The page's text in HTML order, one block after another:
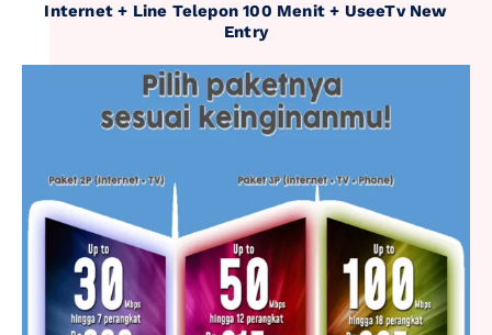
Internet + Line Telepon 100 Menit + UseeTv New
Entry